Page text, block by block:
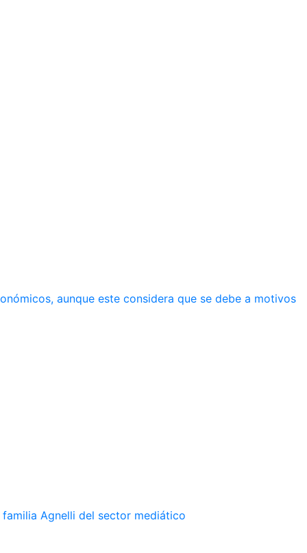
aunque este considera que se debe a motivos
Agnelli del sector mediático